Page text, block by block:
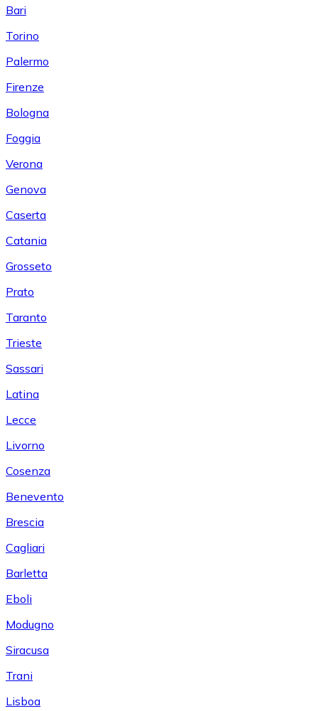
Bari
Torino
Palermo
Firenze
Bologna
Foggia
Verona
Genova
Caserta
Catania
Grosseto
Prato
Taranto
Trieste
Sassari
Latina
Lecce
Livorno
Cosenza
Benevento
Brescia
Cagliari
Barletta
Eboli
Modugno
Siracusa
Trani
Lisboa